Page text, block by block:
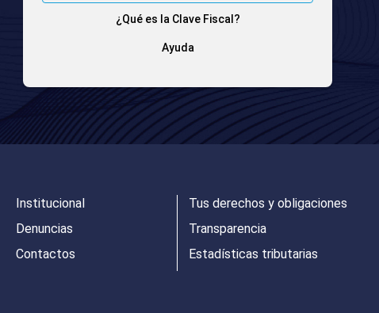
¿Qué es la Clave Fiscal?
Ayuda
Institucional
Denuncias
Contactos
Tus derechos y obligaciones
Transparencia
Estadísticas tributarias